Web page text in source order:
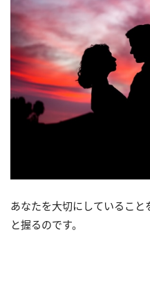
あなたを大切にしているこ
と握るのです。